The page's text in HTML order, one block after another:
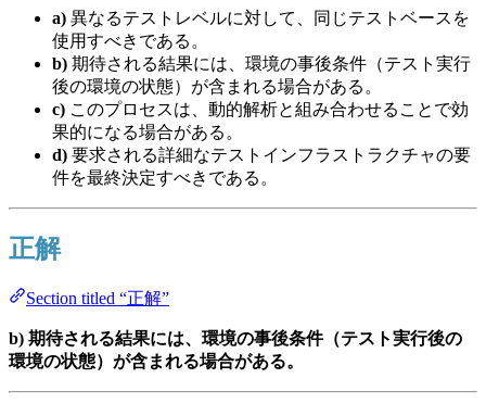
a) 異なるテストレベルに対して、同じテストベースを
使用すべきである。
b) 期待される結果には、環境の事後条件（テスト実行
後の環境の状態）が含まれる場合がある。
c) このプロセスは、動的解析と組み合わせることで効
果的になる場合がある。
d) 要求される詳細なテストインフラストラクチャの要
件を最終決定すべきである。
正解
Section titled “正解”
b) 期待される結果には、環境の事後条件（テスト実行後の
環境の状態）が含まれる場合がある。